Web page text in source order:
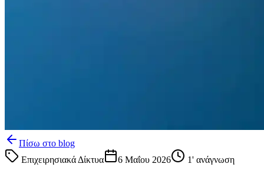
Πίσω στο blog
Επιχειρησιακά Δίκτυα
6 Μαΐου 2026 1' ανάγνωση